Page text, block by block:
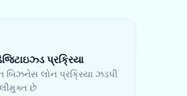
પ્રક્રિયા
લોન પ્રક્રિયા ઝડપી
છે